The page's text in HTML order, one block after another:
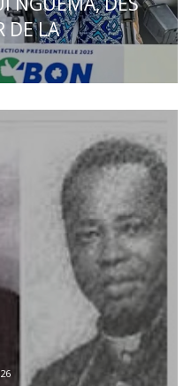
DE LA